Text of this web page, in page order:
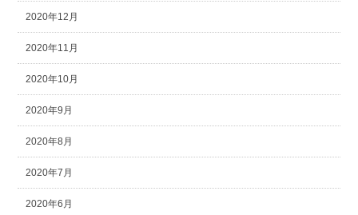
2020年12月
2020年11月
2020年10月
2020年9月
2020年8月
2020年7月
2020年6月